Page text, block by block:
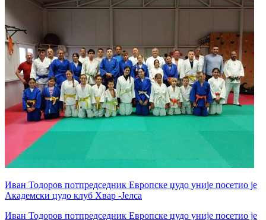
Иван Тодоров потпредседник Европске џудо уније посетио је
Академски џудо клуб Хвар -Јелса
Иван Тодоров потпредседник Европске џудо уније посетио је